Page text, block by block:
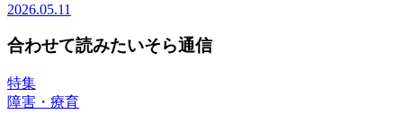
2026.05.11
合わせて読みたいそら通信
特集
障害・療育